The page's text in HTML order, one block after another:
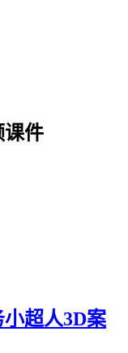
课件
超人3D案